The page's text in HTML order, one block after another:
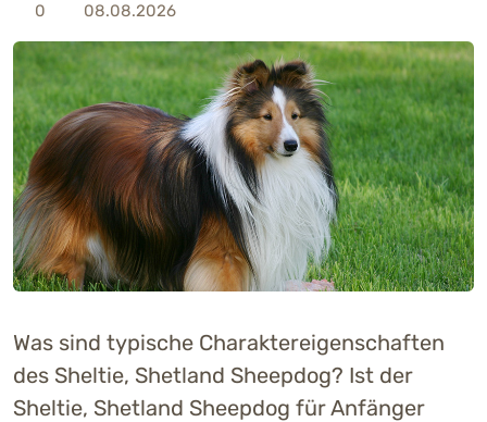
0 08.08.2026
Was sind typische Charaktereigenschaften
des Sheltie, Shetland Sheepdog? Ist der
Sheltie, Shetland Sheepdog für Anfänger